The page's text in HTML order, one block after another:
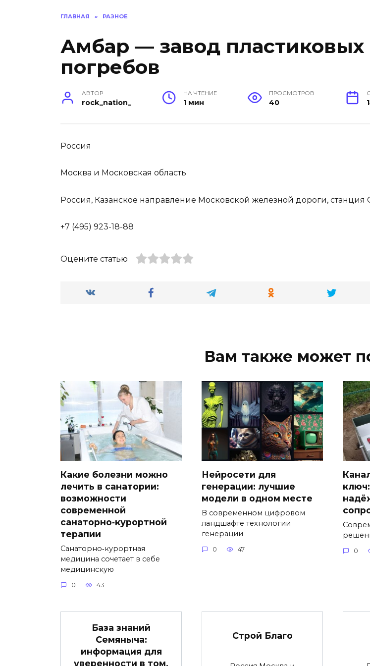
ГЛАВНАЯ » РАЗНОЕ
Амбар — завод пластиковых
погребов
АВТОР
rock_nation_
НА ЧТЕНИЕ
1 мин
ПРОСМОТРОВ
40
Россия
Москва и Московская область
Россия, Казанское направление Московской железной дороги, станция
+7 (495) 923-18-88
Оцените статью
Вам также может
Какие болезни можно
лечить в санатории:
возможности
современной
санаторно‑курортной
терапии
Санаторно‑курортная
медицина сочетает в себе
медицинскую
0 43
Нейросети для
генерации: лучшие
модели в одном месте
В современном цифровом
ландшафте технологии
генерации
0 47 0
База знаний
Семяныча:
информация для
уверенности в том,
Строй Благо